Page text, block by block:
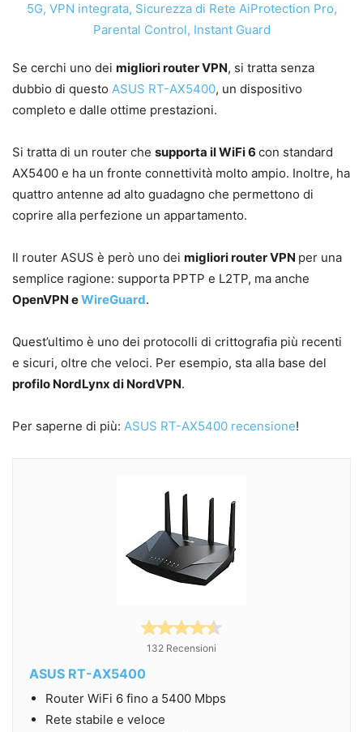
Se cerchi uno dei migliori router VPN, si tratta senza
dubbio di questo ASUS RT-AX5400, un dispositivo
completo e dalle ottime prestazioni.
Si tratta di un router che supporta il WiFi 6 con standard
AX5400 e ha un fronte connettività molto ampio. Inoltre, ha
quattro antenne ad alto guadagno che permettono di
coprire alla perfezione un appartamento.
Il router ASUS è però uno dei migliori router VPN per una
semplice ragione: supporta PPTP e L2TP, ma anche
OpenVPN eWireGuard.
Quest’ultimo è uno dei protocolli di crittografia più recenti
e sicuri, oltre che veloci. Per esempio, sta alla base del
profilo NordLynx di NordVPN.
Per saperne di più: ASUS RT-AX5400 recensione!
132 Recensioni
ASUS RT-AX5400
Router WiFi 6 fino a 5400 Mbps
Rete stabile e veloce